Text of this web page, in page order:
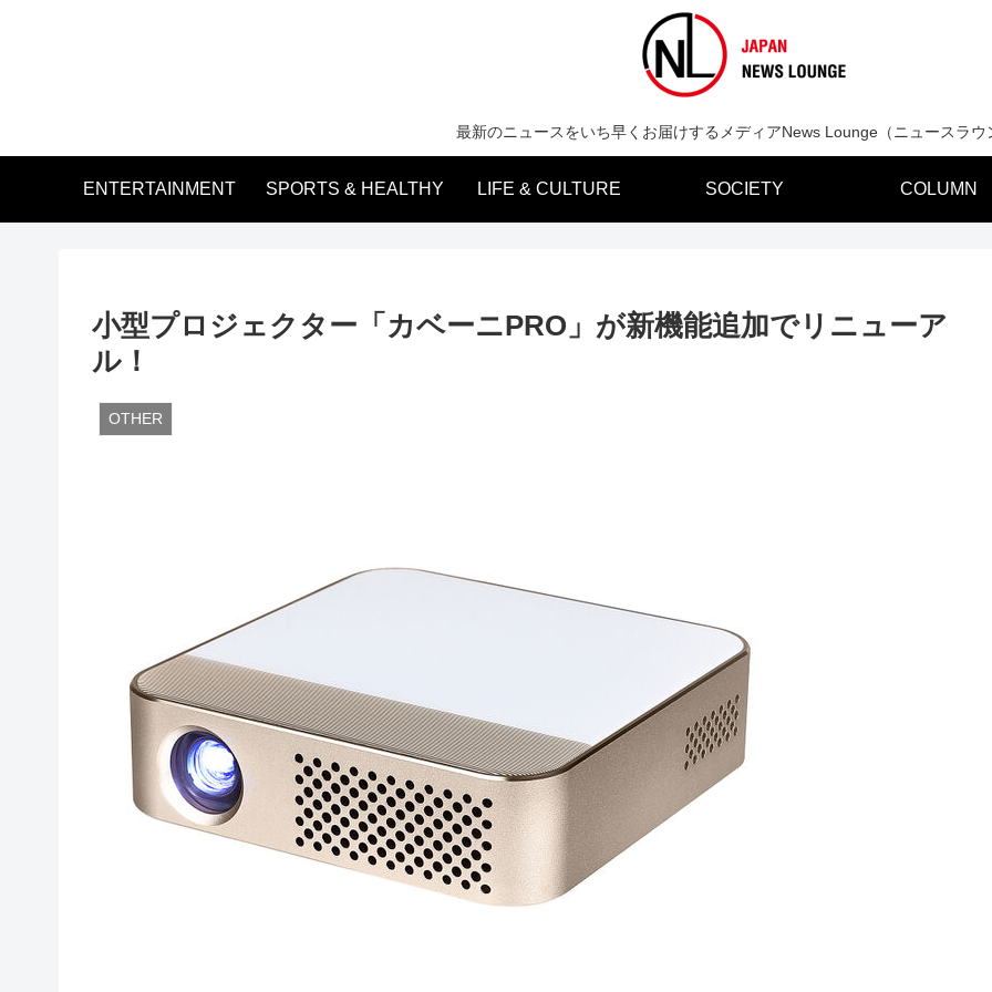
最新のニュースをいち早くお届けするメディアNews Lounge（ニュースラウ
ENTERTAINMENT SPORTS & HEALTHY LIFE & CULTURE SOCIETY COLUMN
小型プロジェクター「カベーニPRO」が新機能追加でリニューア
ル！
OTHER